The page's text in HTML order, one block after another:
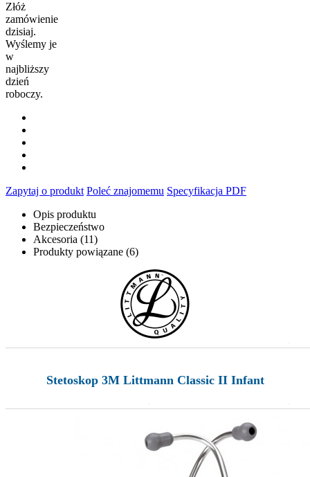
Złóż
zamówienie
dzisiaj.
Wyślemy je
w
najbliższy
dzień
roboczy.
Zapytaj o produkt Poleć znajomemu Specyfikacja PDF
Opis produktu
Bezpieczeństwo
Akcesoria (11)
Produkty powiązane (6)
Stetoskop 3M Littmann Classic II Infant